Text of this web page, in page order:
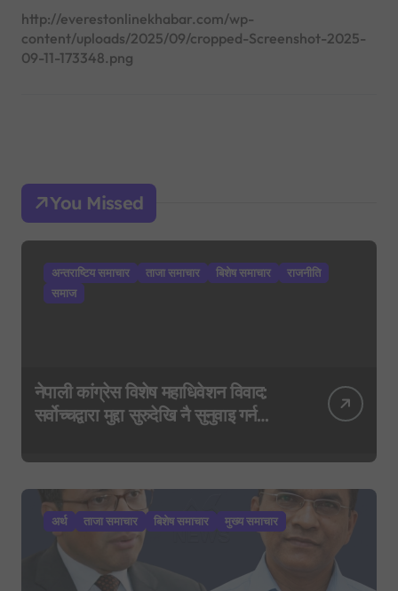
http://everestonlinekhabar.com/wp-
content/uploads/2025/09/cropped-Screenshot-2025-
09-11-173348.png
You Missed
अन्तराष्टिय समाचार ताजा समाचार बिशेष समाचार
राजनीति
समाज
नेपाली कांग्रेस विशेष महाधिवेशन विवाद:
सर्वोच्चद्वारा मुद्दा सुरुदेखि नै सुनुवाइ गर्न
अर्थ ताजा समाचार बिशेष समाचार मुख्य समाचार